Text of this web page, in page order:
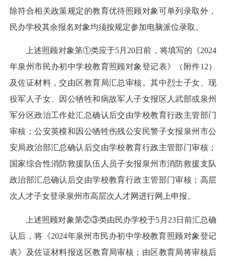
除符合相关政策规定的教育优待照顾对象可单列录取外，
民办学校其余报名对象均须按规定参加电脑派位录取。
上述照顾对象第①类应于5月20日前，将填写的《2024
年泉州市民办初中学校教育照顾对象登记表》（附件12）
及佐证材料，交由区教育局汇总审核。其中烈士子女、现
役军人子女、因公牺牲和病故军人子女报区人武部或泉州
军分区政治工作处汇总确认后交由学校教育行政主管部门
审核；公安英模和因公牺牲伤残公安民警子女报泉州市公
安局政治部汇总确认后交由学校教育行政主管部门审核；
国家综合性消防救援队伍人员子女报泉州市消防救援支队
政治部汇总确认后交由学校教育行政主管部门审核；高层
次人才子女登录泉州市高层次人才网进行网上申报。
上述照顾对象第②③类由民办学校于5月23日前汇总确
认后，将《2024年泉州市民办初中学校教育照顾对象登记
表》及佐证材料报送区教育局审核；由区教育局将审核后